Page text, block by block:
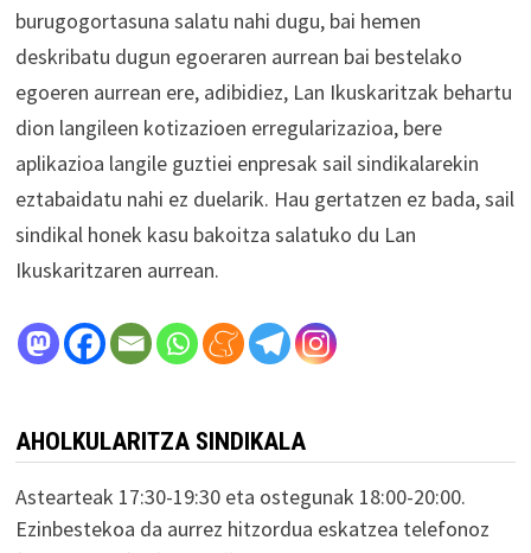
burugogortasuna salatu nahi dugu, bai hemen
deskribatu dugun egoeraren aurrean bai bestelako
egoeren aurrean ere, adibidiez, Lan Ikuskaritzak behartu
dion langileen kotizazioen erregularizazioa, bere
aplikazioa langile guztiei enpresak sail sindikalarekin
eztabaidatu nahi ez duelarik. Hau gertatzen ez bada, sail
sindikal honek kasu bakoitza salatuko du Lan
Ikuskaritzaren aurrean.
AHOLKULARITZA SINDIKALA
Astearteak 17:30-19:30 eta ostegunak 18:00-20:00.
Ezinbestekoa da aurrez hitzordua eskatzea telefonoz